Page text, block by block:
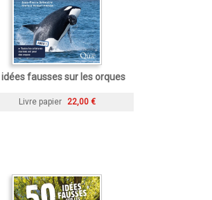
fausses sur les orques
Livre papier 22,00 €